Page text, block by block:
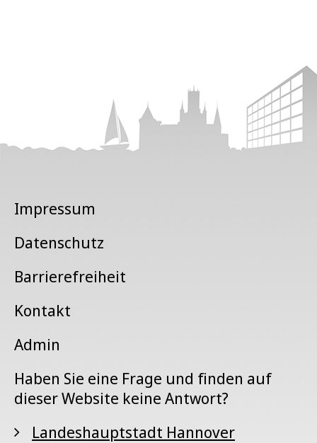
Impressum
Datenschutz
Barrierefreiheit
Kontakt
Admin
Haben Sie eine Frage und finden auf
dieser Website keine Antwort?
Landeshauptstadt Hannover